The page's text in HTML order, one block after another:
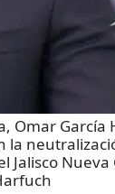
Omar
la
Nueva